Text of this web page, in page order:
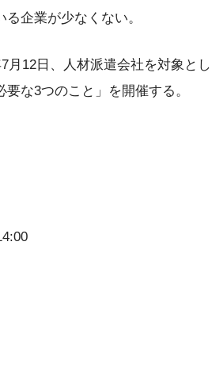
企業が少なくない。
月12日、人材派遣会社を対象と
な3つのこと」を開催する。